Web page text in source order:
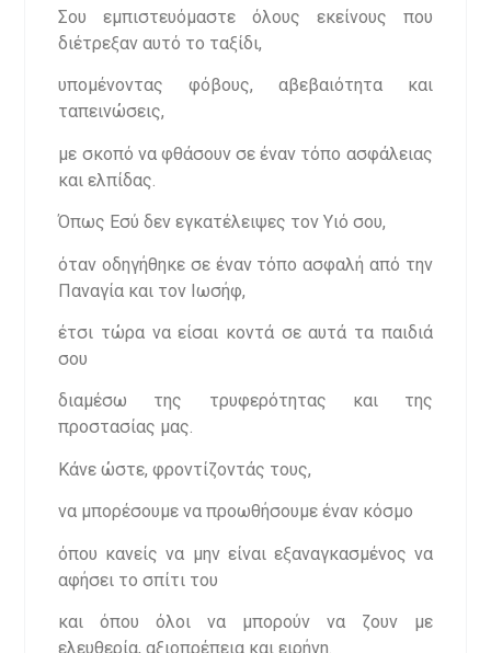
Σου εμπιστευόμαστε όλους εκείνους που
διέτρεξαν αυτό το ταξίδι,
υπομένοντας φόβους, αβεβαιότητα και
ταπεινώσεις,
με σκοπό να φθάσουν σε έναν τόπο ασφάλειας
και ελπίδας.
Όπως Εσύ δεν εγκατέλειψες τον Υιό σου,
όταν οδηγήθηκε σε έναν τόπο ασφαλή από την
Παναγία και τον Ιωσήφ,
έτσι τώρα να είσαι κοντά σε αυτά τα παιδιά
σου
διαμέσω της τρυφερότητας και της
προστασίας μας.
Κάνε ώστε, φροντίζοντάς τους,
να μπορέσουμε να προωθήσουμε έναν κόσμο
όπου κανείς να μην είναι εξαναγκασμένος να
αφήσει το σπίτι του
και όπου όλοι να μπορούν να ζουν με
ελευθερία, αξιοπρέπεια και ειρήνη.